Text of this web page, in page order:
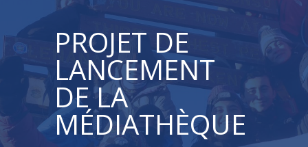
PROJET DE
LANCEMENT
DE LA
MÉDIATHÈQUE